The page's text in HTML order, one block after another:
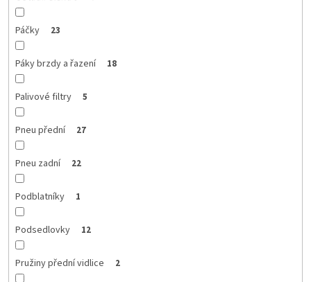
Páčky 23
Páky brzdy a řazení 18
Palivové filtry 5
Pneu přední 27
Pneu zadní 22
Podblatníky 1
Podsedlovky 12
Pružiny přední vidlice 2